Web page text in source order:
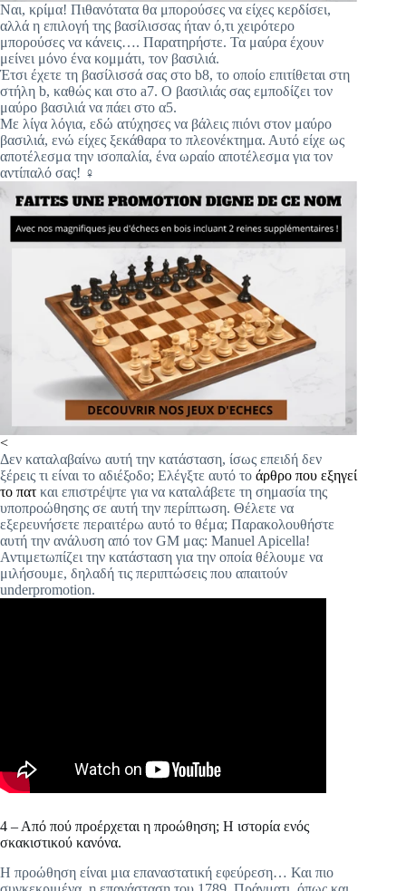
Ναι, κρίμα! Πιθανότατα θα μπορούσες να είχες κερδίσει,
αλλά η επιλογή της βασίλισσας ήταν ό,τι χειρότερο
μπορούσες να κάνεις…. Παρατηρήστε. Τα μαύρα έχουν
μείνει μόνο ένα κομμάτι, τον βασιλιά.
Έτσι έχετε τη βασίλισσά σας στο b8, το οποίο επιτίθεται στη
στήλη b, καθώς και στο a7. Ο βασιλιάς σας εμποδίζει τον
μαύρο βασιλιά να πάει στο α5.
Με λίγα λόγια, εδώ ατύχησες να βάλεις πιόνι στον μαύρο
βασιλιά, ενώ είχες ξεκάθαρα το πλεονέκτημα. Αυτό είχε ως
αποτέλεσμα την ισοπαλία, ένα ωραίο αποτέλεσμα για τον
αντίπαλό σας! ‍♀️
<
Δεν καταλαβαίνω αυτή την κατάσταση, ίσως επειδή δεν
ξέρεις τι είναι το αδιέξοδο; Ελέγξτε αυτό το άρθρο που εξηγεί
το πατ και επιστρέψτε για να καταλάβετε τη σημασία της
υποπροώθησης σε αυτή την περίπτωση. Θέλετε να
εξερευνήσετε περαιτέρω αυτό το θέμα; Παρακολουθήστε
αυτή την ανάλυση από τον GM μας: Manuel Apicella!
Αντιμετωπίζει την κατάσταση για την οποία θέλουμε να
μιλήσουμε, δηλαδή τις περιπτώσεις που απαιτούν
underpromotion.
4 – Από πού προέρχεται η προώθηση; Η ιστορία ενός
σκακιστικού κανόνα.
Η προώθηση είναι μια επαναστατική εφεύρεση… Και πιο